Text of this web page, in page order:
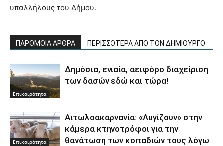
υπαλλήλους του Δήμου.
ΠΑΡΟΜΟΙΑ ΑΡΘΡΑ ΠΕΡΙΣΣΟΤΕΡΑ ΑΠΟ ΤΟΝ ΔΗΜΙΟΥΡΓΟ
Επικαιρότητα
Δημόσια, ενιαία, αειφόρο διαχείριση
των δασών εδώ και τώρα!
Επικαιρότητα
Αιτωλοακαρνανία: «Λυγίζουν» στην
κάμερα κτηνοτρόφοι για την
θανάτωση των κοπαδιών τους λόγω